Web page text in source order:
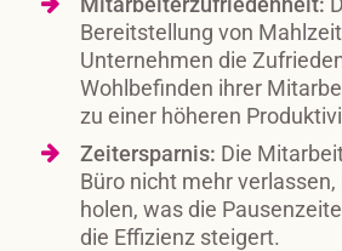
Bereitstellung von
Unternehmen die
Wohlbefinden ihrer
zu einer höheren
Zeitersparnis: Die
Büro nicht mehr verlassen,
holen, was die
die Effizienz steigert.